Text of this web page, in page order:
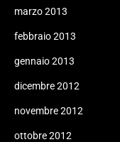
marzo 2013
febbraio 2013
gennaio 2013
dicembre 2012
novembre 2012
ottobre 2012